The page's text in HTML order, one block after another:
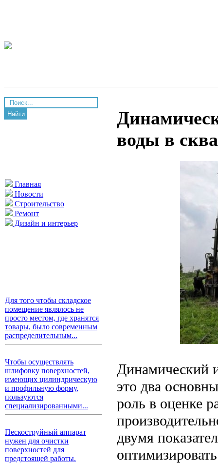
Найти
Главная
Новости
Строительство
Ремонт
Дизайн и интерьер
Для того чтобы складское
помещение являлось не
просто местом, где хранятся
товары, было современным
распределительным...
Чтобы осуществлять
шлифовку поверхностей,
имеющих цилиндрическую
и профильную форму,
пользуются
специализированными...
Пескоструйный аппарат
нужен для очистки
поверхностей для
предстоящей работы.
воды в
Динамический
это два
роль в оценке
двумя